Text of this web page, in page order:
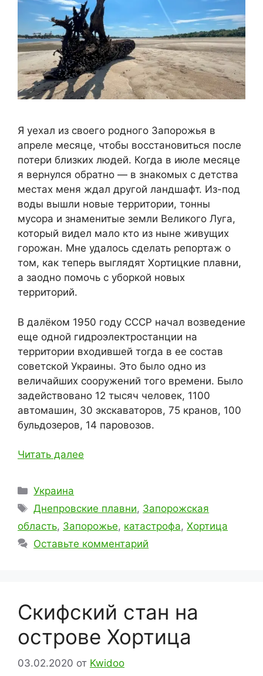
Я уехал из своего родного Запорожья в
апреле месяце, чтобы восстановиться после
потери близких людей. Когда в июле месяце
я вернулся обратно — в знакомых с детства
местах меня ждал другой ландшафт. Из-под
воды вышли новые территории, тонны
мусора и знаменитые земли Великого Луга,
который видел мало кто из ныне живущих
горожан. Мне удалось сделать репортаж о
том, как теперь выглядят Хортицкие плавни,
а заодно помочь с уборкой новых
территорий.
В далёком 1950 году СССР начал возведение
еще одной гидроэлектростанции на
территории входившей тогда в ее состав
советской Украины. Это было одно из
величайших сооружений того времени. Было
задействовано 12 тысяч человек, 1100
автомашин, 30 экскаваторов, 75 кранов, 100
бульдозеров, 14 паровозов.
Читать далее
Рубрики
Украина
Метки
Днепровские плавни, Запорожская
область, Запорожье, катастрофа, Хортица
Оставьте комментарий
Скифский стан на
острове Хортица
03.02.2020 от Kwidoo